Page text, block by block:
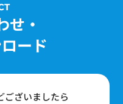
せ・
ード
ございましたら